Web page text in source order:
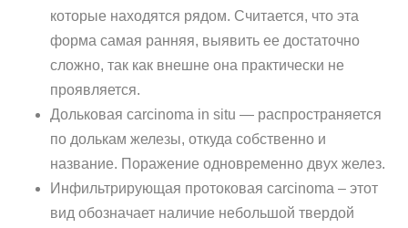
которые находятся рядом. Считается, что эта
форма самая ранняя, выявить ее достаточно
сложно, так как внешне она практически не
проявляется.
Дольковая carcinoma in situ — распространяется
по долькам железы, откуда собственно и
название. Поражение одновременно двух желез.
Инфильтрирующая протоковая carcinoma – этот
вид обозначает наличие небольшой твердой